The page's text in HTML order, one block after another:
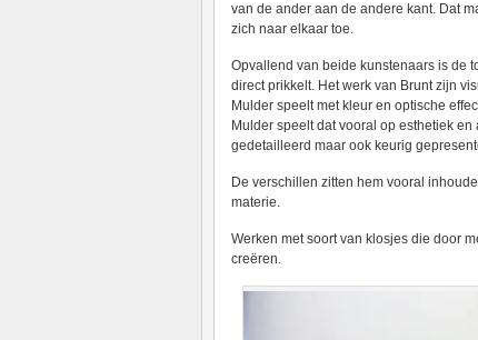
van de ander aan de andere kant. Dat
zich naar elkaar toe.
Opvallend van beide kunstenaars is de
direct prikkelt. Het werk van Brunt zijn
Mulder speelt met kleur en optische
Mulder speelt dat vooral op esthetiek
gedetailleerd maar ook keurig
De verschillen zitten hem vooral
materie.
Werken met soort van klosjes die door
creëren.